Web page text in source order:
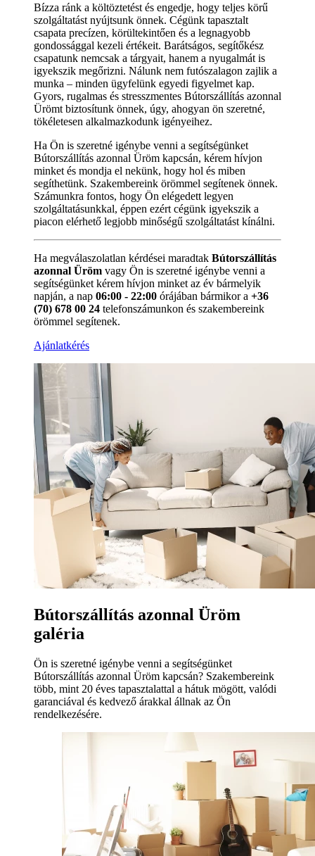
Bízza ránk a költöztetést és engedje, hogy teljes körű
szolgáltatást nyújtsunk önnek. Cégünk tapasztalt
csapata precízen, körültekintően és a legnagyobb
gondossággal kezeli értékeit. Barátságos, segítőkész
csapatunk nemcsak a tárgyait, hanem a nyugalmát is
igyekszik megőrizni. Nálunk nem futószalagon zajlik a
munka – minden ügyfelünk egyedi figyelmet kap.
Gyors, rugalmas és stresszmentes Bútorszállítás azonnal
Ürömt biztosítunk önnek, úgy, ahogyan ön szeretné,
tökéletesen alkalmazkodunk igényeihez.
Ha Ön is szeretné igénybe venni a segítségünket
Bútorszállítás azonnal Üröm kapcsán, kérem hívjon
minket és mondja el nekünk, hogy hol és miben
segíthetünk. Szakembereink örömmel segítenek önnek.
Számunkra fontos, hogy Ön elégedett legyen
szolgáltatásunkkal, éppen ezért cégünk igyekszik a
piacon elérhető legjobb minőségű szolgáltatást kínálni.
Ha megválaszolatlan kérdései maradtak Bútorszállítás
azonnal Üröm vagy Ön is szeretné igénybe venni a
segítségünket kérem hívjon minket az év bármelyik
napján, a nap 06:00 - 22:00 órájában bármikor a +36
(70) 678 00 24 telefonszámunkon és szakembereink
örömmel segítenek.
Ajánlatkérés
Bútorszállítás azonnal Üröm
galéria
Ön is szeretné igénybe venni a segítségünket
Bútorszállítás azonnal Üröm kapcsán? Szakembereink
több, mint 20 éves tapasztalattal a hátuk mögött, valódi
garanciával és kedvező árakkal állnak az Ön
rendelkezésére.